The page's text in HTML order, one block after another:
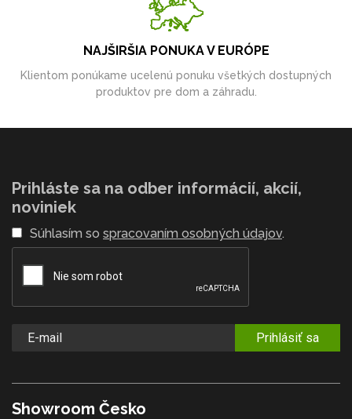
NAJŠIRŠIA PONUKA V EURÓPE
Klientom ponúkame ucelenú ponuku všetkých dostupných
produktov pre dom a záhradu.
Prihláste sa na odber informácií, akcií,
noviniek
Súhlasím so spracovaním osobných údajov.
Prihlásiť sa
Showroom Česko